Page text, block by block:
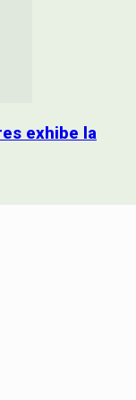
exhibe la